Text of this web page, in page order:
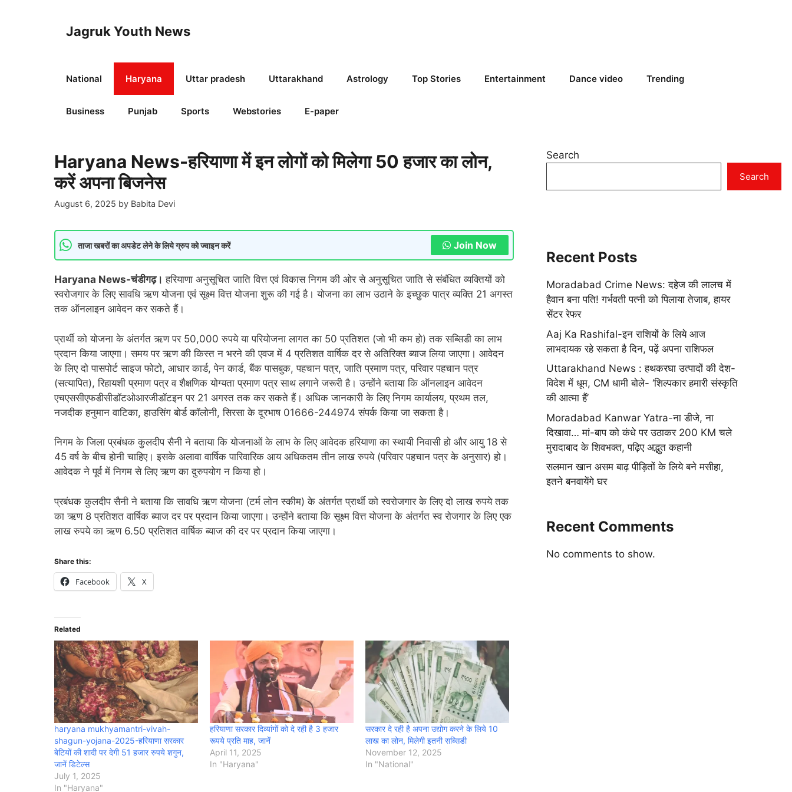
Jagruk Youth News
National Haryana Uttar pradesh Uttarakhand Astrology Top Stories Entertainment Dance video Trending
Business Punjab Sports Webstories E-paper
Haryana News-हरियाणा में इन लोगों को मिलेगा 50 हजार का लोन,
करें अपना बिजनेस
August 6, 2025 by Babita Devi
ताजा खबरों का अपडेट लेने के लिये ग्रुप को ज्वाइन करें Join Now
Haryana News-चंडीगढ़। हरियाणा अनुसूचित जाति वित्त एवं विकास निगम की ओर से अनुसूचित जाति से संबंधित व्यक्तियों को
स्वरोजगार के लिए सावधि ऋण योजना एवं सूक्ष्म वित्त योजना शुरू की गई है। योजना का लाभ उठाने के इच्छुक पात्र व्यक्ति 21 अगस्त
तक ऑनलाइन आवेदन कर सकते हैं।
प्रार्थी को योजना के अंतर्गत ऋण पर 50,000 रुपये या परियोजना लागत का 50 प्रतिशत (जो भी कम हो) तक सब्सिडी का लाभ
प्रदान किया जाएगा। समय पर ऋण की किस्त न भरने की एवज में 4 प्रतिशत वार्षिक दर से अतिरिक्त ब्याज लिया जाएगा। आवेदन
के लिए दो पासपोर्ट साइज फोटो, आधार कार्ड, पेन कार्ड, बैंक पासबुक, पहचान पत्र, जाति प्रमाण पत्र, परिवार पहचान पत्र
(सत्यापित), रिहायशी प्रमाण पत्र व शैक्षणिक योग्यता प्रमाण पत्र साथ लगाने जरूरी है। उन्होंने बताया कि ऑनलाइन आवेदन
एचएससीएफडीसीडॉटओआरजीडॉटइन पर 21 अगस्त तक कर सकते हैं। अधिक जानकारी के लिए निगम कार्यालय, प्रथम तल,
नजदीक हनुमान वाटिका, हाउसिंग बोर्ड कॉलोनी, सिरसा के दूरभाष 01666-244974 संपर्क किया जा सकता है।
निगम के जिला प्रबंधक कुलदीप सैनी ने बताया कि योजनाओं के लाभ के लिए आवेदक हरियाणा का स्थायी निवासी हो और आयु 18 से
45 वर्ष के बीच होनी चाहिए। इसके अलावा वार्षिक पारिवारिक आय अधिकतम तीन लाख रुपये (परिवार पहचान पत्र के अनुसार) हो।
आवेदक ने पूर्व में निगम से लिए ऋण का दुरुपयोग न किया हो।
प्रबंधक कुलदीप सैनी ने बताया कि सावधि ऋण योजना (टर्म लोन स्कीम) के अंतर्गत प्रार्थी को स्वरोजगार के लिए दो लाख रुपये तक
का ऋण 8 प्रतिशत वार्षिक ब्याज दर पर प्रदान किया जाएगा। उन्होंने बताया कि सूक्ष्म वित्त योजना के अंतर्गत स्व रोजगार के लिए एक
लाख रुपये का ऋण 6.50 प्रतिशत वार्षिक ब्याज की दर पर प्रदान किया जाएगा।
Share this:
Facebook X
Related
haryana mukhyamantri-vivah-
shagun-yojana-2025-हरियाणा सरकार
बेटियों की शादी पर देगी 51 हजार रुपये शगुन,
जानें डिटेल्स
July 1, 2025
In "Haryana"
हरियाणा सरकार दिव्यांगों को दे रही है 3 हजार
रूपये प्रति माह, जानें
April 11, 2025
In "Haryana"
सरकार दे रही है अपना उद्योग करने के लिये 10
लाख का लोन, मिलेगी इतनी सब्सिडी
November 12, 2025
In "National"
Search
Search
Recent Posts
Moradabad Crime News: दहेज की लालच में
हैवान बना पति! गर्भवती पत्नी को पिलाया तेजाब, हायर
सेंटर रेफर
Aaj Ka Rashifal-इन राशियों के लिये आज
लाभदायक रहे सकता है दिन, पढ़ें अपना राशिफल
Uttarakhand News : हथकरघा उत्पादों की देश-
विदेश में धूम, CM धामी बोले- ‘शिल्पकार हमारी संस्कृति
की आत्मा हैं’
Moradabad Kanwar Yatra-ना डीजे, ना
दिखावा… मां-बाप को कंधे पर उठाकर 200 KM चले
मुरादाबाद के शिवभक्त, पढ़िए अद्भुत कहानी
सलमान खान असम बाढ़ पीड़ितों के लिये बने मसीहा,
इतने बनवायेंगे घर
Recent Comments
No comments to show.